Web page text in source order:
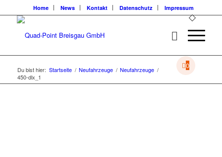
Home News Kontakt Datenschutz Impressum
0
Du bist hier: Startseite / Neufahrzeuge / Neufahrzeuge /
450-dlx_1